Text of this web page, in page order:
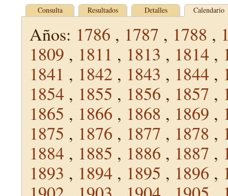
Consulta Resultados Detalles Calendario
Años: 1786 , 1787 , 1788 ,
1809 , 1811 , 1813 , 1814 ,
1841 , 1842 , 1843 , 1844 ,
1854 , 1855 , 1856 , 1857 ,
1865 , 1866 , 1868 , 1869 ,
1875 , 1876 , 1877 , 1878 ,
1884 , 1885 , 1886 , 1887 ,
1893 , 1894 , 1895 , 1896 ,